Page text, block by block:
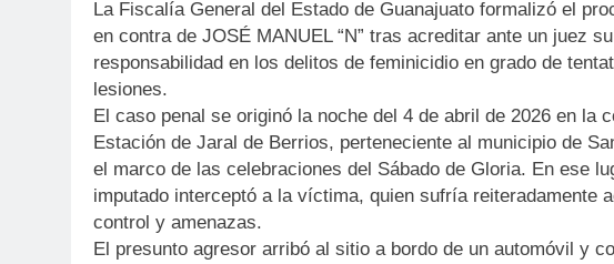
La Fiscalía General del Estado de Guanajuato formalizó el
en contra de JOSÉ MANUEL “N” tras acreditar ante un juez
responsabilidad en los delitos de feminicidio en grado de
lesiones.
El caso penal se originó la noche del 4 de abril de 2026 en la
Estación de Jaral de Berrios, perteneciente al municipio de
el marco de las celebraciones del Sábado de Gloria. En ese
imputado interceptó a la víctima, quien sufría reiteradamente
control y amenazas.
El presunto agresor arribó al sitio a bordo de un automóvil y